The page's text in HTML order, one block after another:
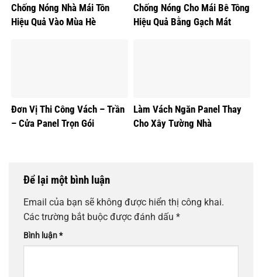
Chống Nóng Nhà Mái Tôn
Hiệu Quả Vào Mùa Hè
Chống Nóng Cho Mái Bê Tông
Hiệu Quả Bằng Gạch Mát
Đơn Vị Thi Công Vách – Trần
– Cửa Panel Trọn Gói
Làm Vách Ngăn Panel Thay
Cho Xây Tường Nhà
Để lại một bình luận
Email của bạn sẽ không được hiển thị công khai.
Các trường bắt buộc được đánh dấu *
Bình luận*